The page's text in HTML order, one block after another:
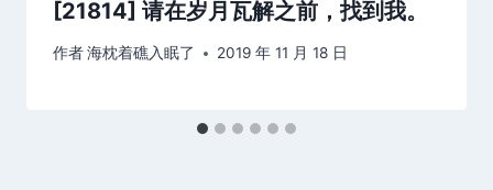
[21814] 请在岁月瓦解之前，找到我。
作者海枕着礁入眠了 2019 年 11 月 18 日